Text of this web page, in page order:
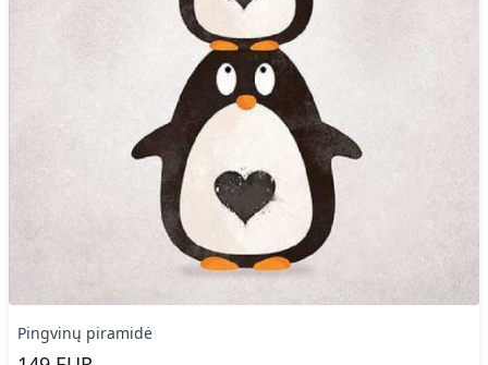
Pingvinų piramidė